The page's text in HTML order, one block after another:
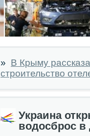
» В Крыму
строительство
Украина
водосброс в